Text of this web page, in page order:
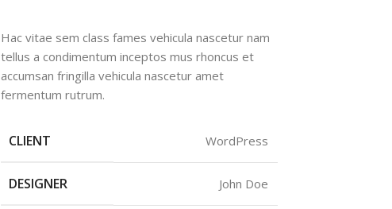
Hac vitae sem class fames vehicula nascetur nam
tellus a condimentum inceptos mus rhoncus et
accumsan fringilla vehicula nascetur amet
fermentum rutrum.
CLIENT WordPress
DESIGNER John Doe